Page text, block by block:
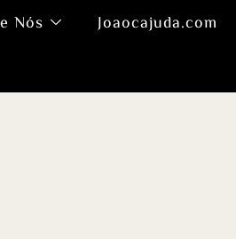
Nós Joaocajuda.com